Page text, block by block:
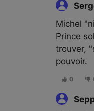
Michel
Prince
trouver,
pouvoir.
0